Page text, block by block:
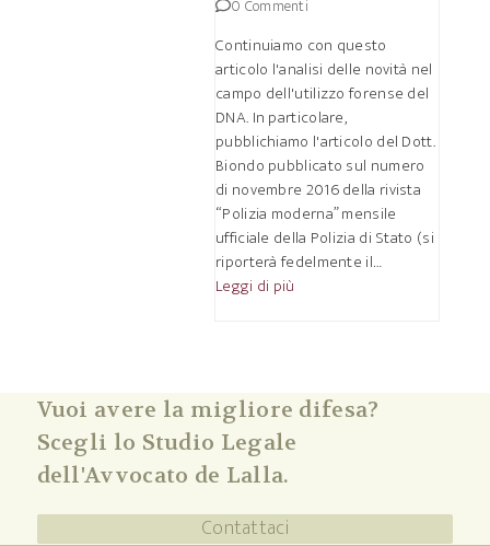
0 Commenti
Continuiamo con questo
articolo l'analisi delle novità nel
campo dell'utilizzo forense del
DNA. In particolare,
pubblichiamo l'articolo del Dott.
Biondo pubblicato sul numero
di novembre 2016 della rivista
“Polizia moderna” mensile
ufficiale della Polizia di Stato (si
riporterà fedelmente il…
Leggi di più
Vuoi avere la migliore difesa?
Scegli lo Studio Legale
dell'Avvocato de Lalla.
Contattaci